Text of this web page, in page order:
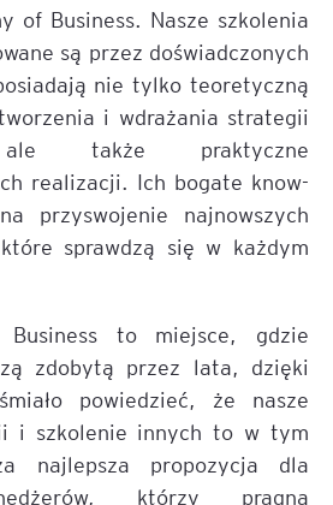
of Business. Nasze szkolenia
są przez doświadczonych
nie tylko teoretyczną
i wdrażania strategii
ale także praktyczne
realizacji. Ich bogate know-
przyswojenie najnowszych
sprawdzą się w każdym
to miejsce, gdzie
zdobytą przez lata, dzięki
powiedzieć, że nasze
i szkolenie innych to w tym
najlepsza propozycja dla
którzy pragną